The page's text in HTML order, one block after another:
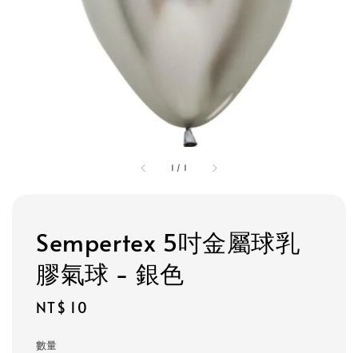
1 / 1
Sempertex 5吋金屬球乳
膠氣球 - 銀色
Regular
NT$ 10
數量